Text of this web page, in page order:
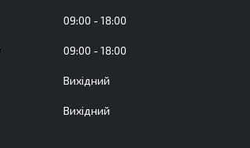
09:00 18:00
09:00 18:00
Вихідний
Вихідний